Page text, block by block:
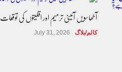
آٹھاسویں آئینی ترمیم اور اقلیتوں کی توقعات
کالم/بلاگ July 31, 2026